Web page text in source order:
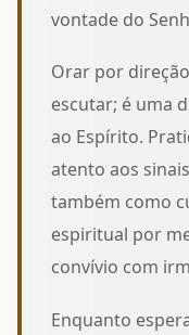
vontade do
Orar por
escutar; é uma
ao Espírito.
atento aos
também como
espiritual por
convívio com
Enquanto